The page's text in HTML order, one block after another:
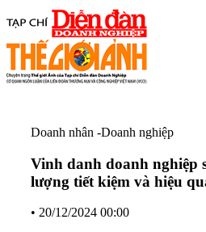
Doanh nhân -Doanh nghiệp
Vinh danh doanh nghiệp
lượng tiết kiệm và hiệu
• 20/12/2024 00:00